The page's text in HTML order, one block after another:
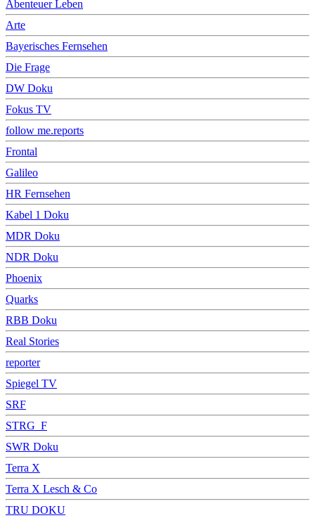
Abenteuer Leben
Arte
Bayerisches Fernsehen
Die Frage
DW Doku
Fokus TV
follow me.reports
Frontal
Galileo
HR Fernsehen
Kabel 1 Doku
MDR Doku
NDR Doku
Phoenix
Quarks
RBB Doku
Real Stories
reporter
Spiegel TV
SRF
STRG_F
SWR Doku
Terra X
Terra X Lesch & Co
TRU DOKU